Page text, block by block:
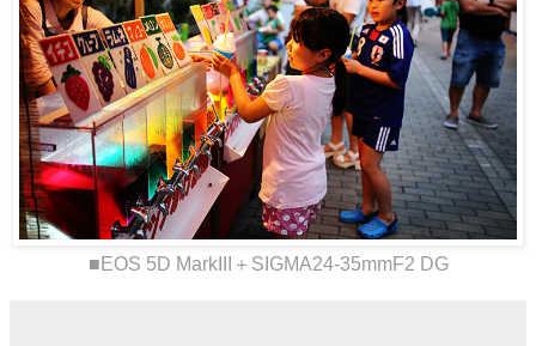
■EOS 5D MarkIII＋SIGMA24-35mmF2 DG